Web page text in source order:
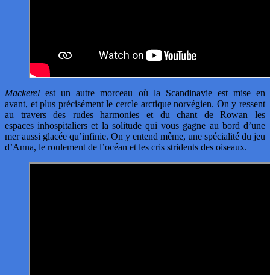
Mackerel est un autre morceau où la Scandinavie est mise en
avant, et plus précisément le cercle arctique norvégien. On y ressent
au travers des rudes harmonies et du chant de Rowan les
espaces inhospitaliers et la solitude qui vous gagne au bord d’une
mer aussi glacée qu’infinie. On y entend même, une spécialité du jeu
d’Anna, le roulement de l’océan et les cris stridents des oiseaux.